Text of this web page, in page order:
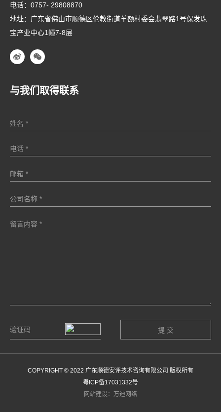
电话： 0757- 29808870
地址：广东省佛山市顺德区伦教街道羊额村委会翡翠路1号保发珠
宝产业中心1幢7-8层
与我们取得联系
COPYRIGHT © 2022 广东顺德安评技术咨询有限公司 版权所有
粤ICP备17031332号
网站建设：万迪网络